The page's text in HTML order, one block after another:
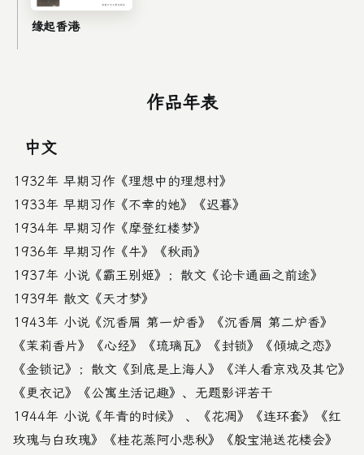
缘起香港
作品年表
中文
1932年 早期习作《理想中的理想村》
1933年 早期习作《不幸的她》《迟暮》
1934年 早期习作《摩登红楼梦》
1936年 早期习作《牛》《秋雨》
1937年 小说《霸王别姬》；散文《论卡通画之前途》
1939年 散文《天才梦》
1943年 小说《沉香屑 第一炉香》《沉香屑 第二炉香》
《茉莉香片》《心经》《琉璃瓦》《封锁》《倾城之恋》
《金锁记》；散文《到底是上海人》《洋人看京戏及其它》
《更衣记》《公寓生活记趣》、无题影评若干
1944年 小说《年青的时候》 、《花凋》《连环套》《红
玫瑰与白玫瑰》《桂花蒸阿小悲秋》《殷宝滟送花楼会》